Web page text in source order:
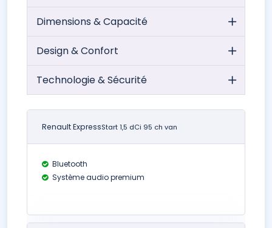
Dimensions & Capacité
Design & Confort
Technologie & Sécurité
Renault ExpressStart 1,5 dCi 95 ch van
Bluetooth
Système audio premium